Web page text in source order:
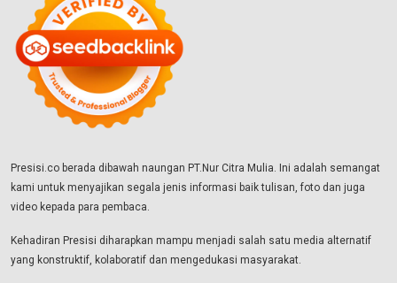
Presisi.co berada dibawah naungan PT.Nur Citra Mulia. Ini adalah semangat
kami untuk menyajikan segala jenis informasi baik tulisan, foto dan juga
video kepada para pembaca.
Kehadiran Presisi diharapkan mampu menjadi salah satu media alternatif
yang konstruktif, kolaboratif dan mengedukasi masyarakat.